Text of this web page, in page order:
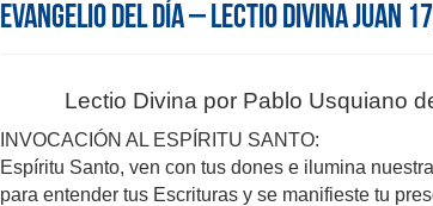
Evangelio del día – Lectio Divina Juan
Lectio Divina por Pablo Usquiano
INVOCACIÓN AL ESPÍRITU SANTO:
Espíritu Santo, ven con tus dones e ilumina
para entender tus Escrituras y se manifieste tu